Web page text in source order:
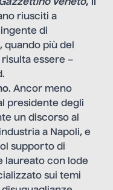
Gazzettino Veneto, il
riusciti a
di
più del
essere –
. Ancor meno
presidente degli
un discorso al
a Napoli, e
supporto di
laureato con lode
sui temi